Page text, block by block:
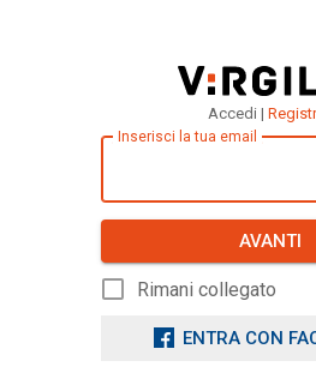
Accedi |
Inserisci la tua email
AVANTI
Rimani collegato
ENTRA CON